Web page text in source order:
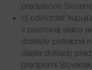
predpisoch
c) odovzdať
v písomnej alebo
doklady potrebné
ďalšie doklady
predpismi